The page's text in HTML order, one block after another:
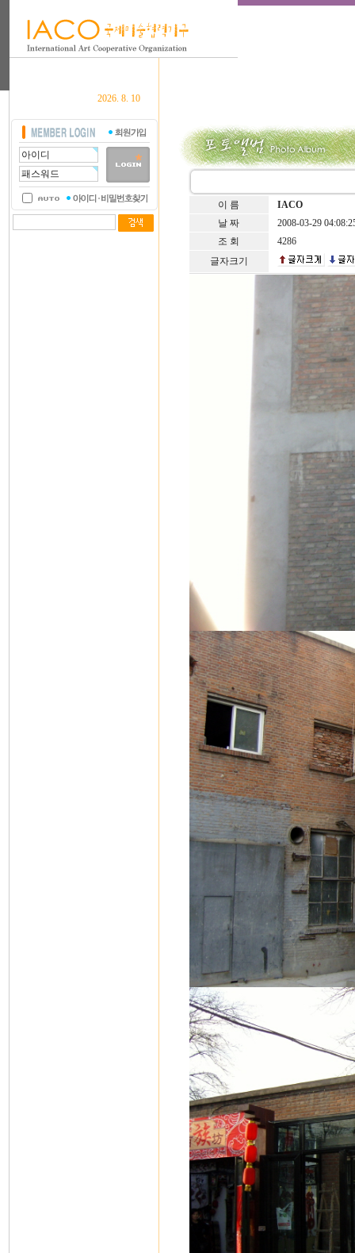
2026. 8. 10
이 름
IACO
날 짜
2008-03-29
조 회
4286
글자크기